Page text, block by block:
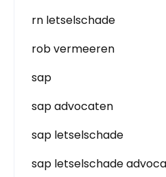
rn letselschade
rob vermeeren
sap
sap advocaten
sap letselschade
sap letselschade